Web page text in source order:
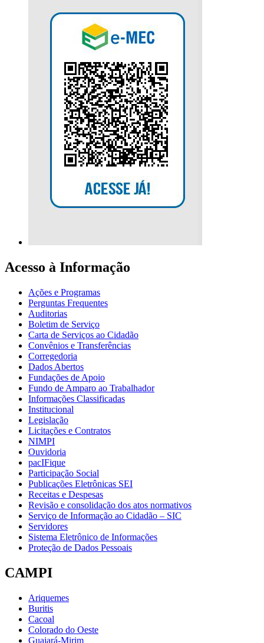
Acesso à Informação
Ações e Programas
Perguntas Frequentes
Auditorias
Boletim de Serviço
Carta de Serviços ao Cidadão
Convênios e Transferências
Corregedoria
Dados Abertos
Fundações de Apoio
Fundo de Amparo ao Trabalhador
Informações Classificadas
Institucional
Legislação
Licitações e Contratos
NIMPI
Ouvidoria
pacIFique
Participação Social
Publicações Eletrônicas SEI
Receitas e Despesas
Revisão e consolidação dos atos normativos
Serviço de Informação ao Cidadão – SIC
Servidores
Sistema Eletrônico de Informações
Proteção de Dados Pessoais
CAMPI
Ariquemes
Buritis
Cacoal
Colorado do Oeste
Guajará-Mirim